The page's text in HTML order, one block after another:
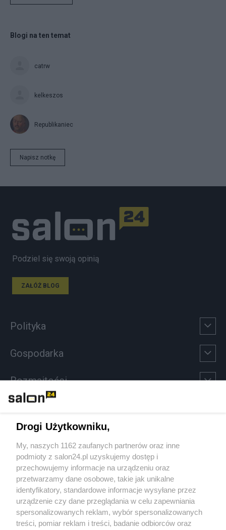
Blogi na ten temat
catrw
kelkeszos
Republikaniec
Napisz notkę
Podziel się swoją opinią
ZAŁÓŻ BLOG
Polityka
Gospodarka
Rozmaitości
Sport
Społeczeństwo
Kultura
Drogi Użytkowniku,
My, naszych 1162 zaufanych partnerów oraz inne
podmioty z salon24.pl uzyskujemy dostęp i
przechowujemy informacje na urządzeniu oraz
przetwarzamy dane osobowe, takie jak unikalne
identyfikatory, standardowe informacje wysyłane przez
urządzenie czy dane przeglądania w celu zapewniania
spersonalizowanych reklam, wybór spersonalizowanych
treści, pomiar reklam i treści, badanie odbiorców oraz